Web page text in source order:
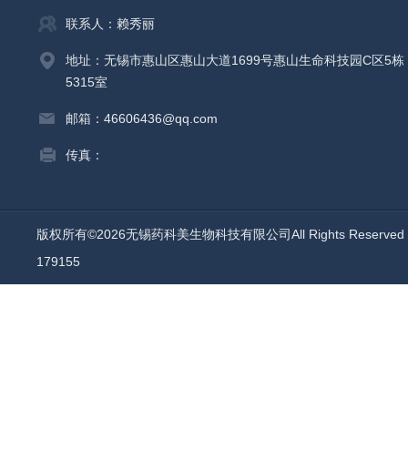
联系人：赖秀丽
地址：无锡市惠山区惠山大道1699号惠山生命科技园C区5栋
5315室
邮箱：46606436@qq.com
传真：
版权所有©2026无锡药科美生物科技有限公司All Rights
179155